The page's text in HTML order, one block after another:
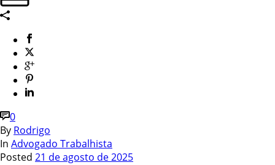
0
By Rodrigo
In Advogado Trabalhista
Posted 21 de agosto de 2025